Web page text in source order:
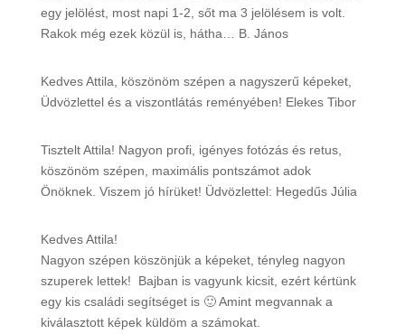
egy jelölést, most napi 1-2, sőt ma 3 jelölésem is volt.
Rakok még ezek közül is, hátha… B. János
Kedves Attila, köszönöm szépen a nagyszerű képeket,
Üdvözlettel és a viszontlátás reményében! Elekes Tibor
Tisztelt Attila! Nagyon profi, igényes fotózás és retus,
köszönöm szépen, maximális pontszámot adok
Önöknek. Viszem jó hírüket! Üdvözlettel: Hegedűs Júlia
Kedves Attila!
Nagyon szépen köszönjük a képeket, tényleg nagyon
szuperek lettek! Bajban is vagyunk kicsit, ezért kértünk
egy kis családi segítséget is 🙂 Amint megvannak a
kiválasztott képek küldöm a számokat.